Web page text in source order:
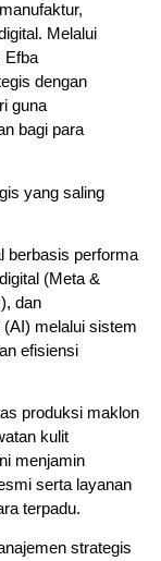
Melalui
Efba
dengan
guna
bagi para
yang saling
berbasis performa
(Meta &
dan
(AI) melalui sistem
efisiensi
produksi maklon
kulit
menjamin
serta layanan
terpadu.
strategis